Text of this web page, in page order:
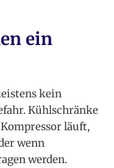
ein
kein
Kühlschränke
läuft,
wenn
werden.